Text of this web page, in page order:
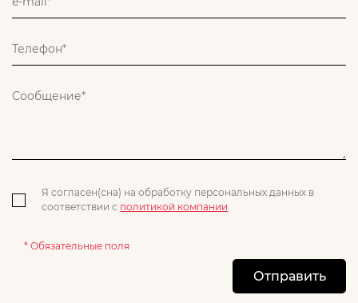
Я согласен(сна) на обработку персональных данных в
соответствии с политикой компании.
* Обязательные поля
Отправить